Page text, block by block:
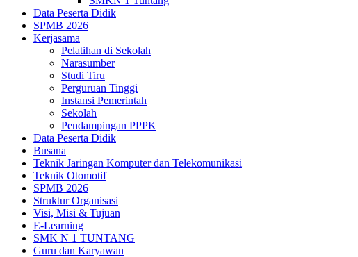
Data Peserta Didik
SPMB 2026
Kerjasama
Pelatihan di Sekolah
Narasumber
Studi Tiru
Perguruan Tinggi
Instansi Pemerintah
Sekolah
Pendampingan PPPK
Data Peserta Didik
Busana
Teknik Jaringan Komputer dan Telekomunikasi
Teknik Otomotif
SPMB 2026
Struktur Organisasi
Visi, Misi & Tujuan
E-Learning
SMK N 1 TUNTANG
Guru dan Karyawan